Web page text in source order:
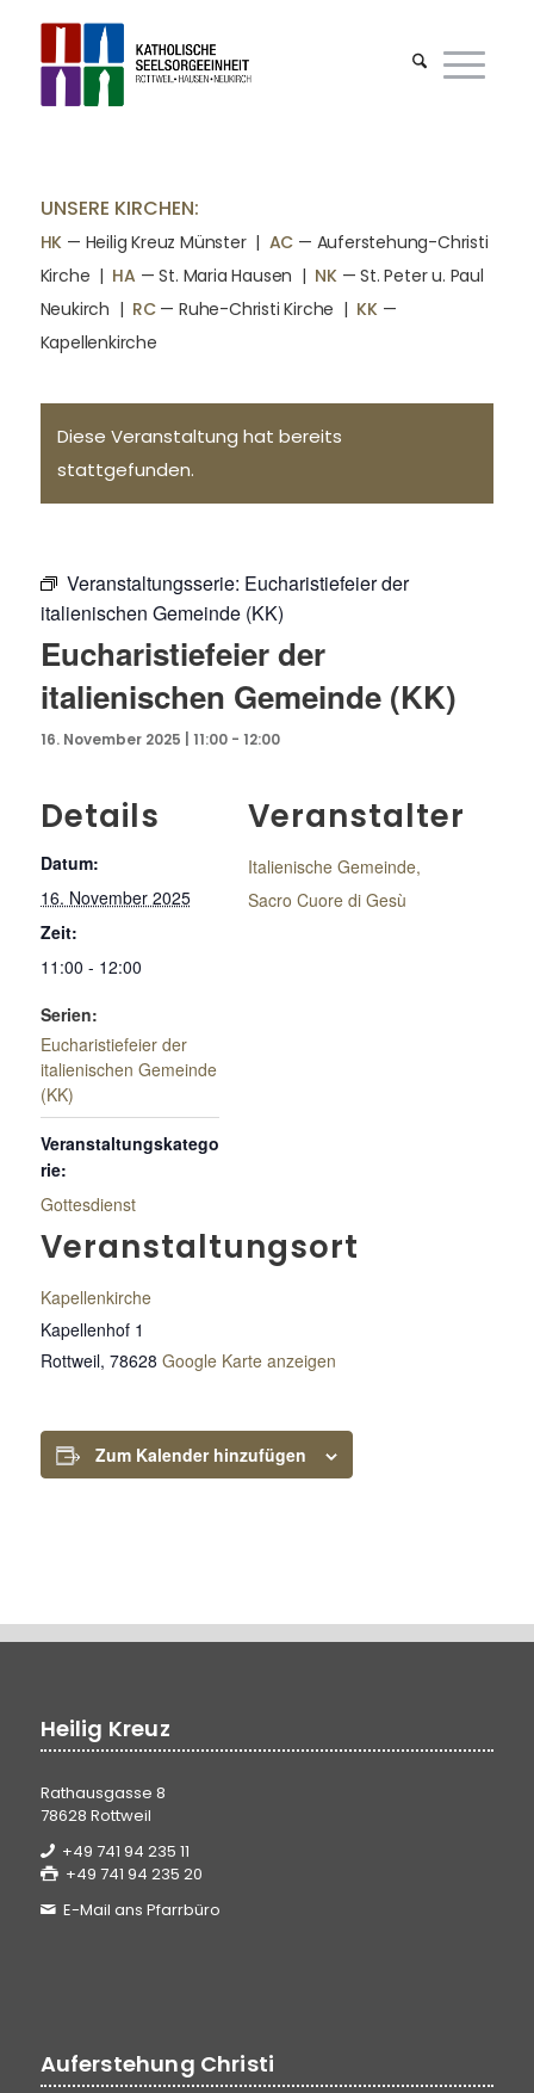
UNSERE KIRCHEN:
HK — Heilig Kreuz Münster | AC — Auferstehung-Christi
Kirche | HA — St. Maria Hausen | NK— St. Peter u. Paul
Neukirch | RC— Ruhe-Christi Kirche | KK—
Kapellenkirche
Diese Veranstaltung hat bereits
stattgefunden.
Veranstaltungsserie: Eucharistiefeier der
italienischen Gemeinde (KK)
Eucharistiefeier der
italienischen Gemeinde (KK)
16. November 2025 | 11:00- 12:00
Details
Datum:
16. November 2025
Zeit:
11:00 - 12:00
Serien:
Eucharistiefeier der
italienischen Gemeinde
(KK)
Veranstaltungskatego
rie:
Gottesdienst
Veranstaltungsort
Kapellenkirche
Kapellenhof 1
Rottweil, 78628 Google Karte anzeigen
Veranstalter
Italienische Gemeinde,
Sacro Cuore di Gesù
Zum Kalender hinzufügen
Heilig Kreuz
Rathausgasse 8
78628 Rottweil
+49 741 94 235 11
+49 741 94 235 20
E-Mail ans Pfarrbüro
Auferstehung Christi